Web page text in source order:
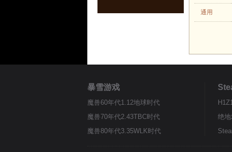
通用
暴雪游戏
魔兽60年代1.12地球时代
魔兽70年代2.43TBC时代
魔兽80年代3.35WLK时代
绝